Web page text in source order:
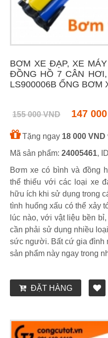
BƠM XE ĐẠP, XE
ĐỒNG HỒ 7 CÂN
LS900006B ỐNG BƠM
155 000 VND 147
Tặng ngay 18 000 VND
Mã sản phẩm: 24005461,
Bơm xe có bình và đồng
thể thiếu với các loại xe
hữu ích khi sử dụng trong
tình huống xấu có thể xảy
lúc nào, với vật liệu bền
cần phải sử dụng nhiều
sức người. Bất cứ gia đình
sản phẩm này ngay trong
ĐẶT HÀNG